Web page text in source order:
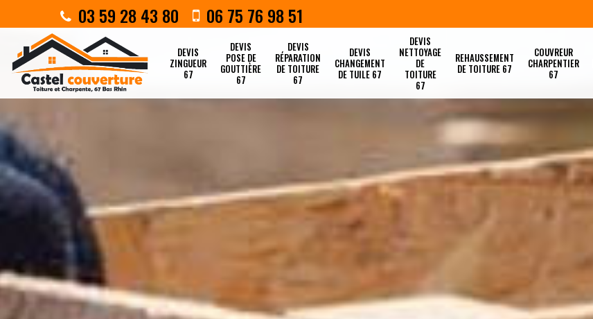
03 59 28 43 80 06 75 76 98 51
DEVIS
ZINGUEUR
67
DEVIS
POSE DE
GOUTTIÈRE
67
DEVIS
RÉPARATION
DE TOITURE
67
DEVIS
CHANGEMENT
DE TUILE 67
DEVIS
NETTOYAGE
DE
TOITURE
67
REHAUSSEMENT
DE TOITURE 67
COUVREUR
CHARPENTIER
67